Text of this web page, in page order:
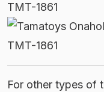
For other types of